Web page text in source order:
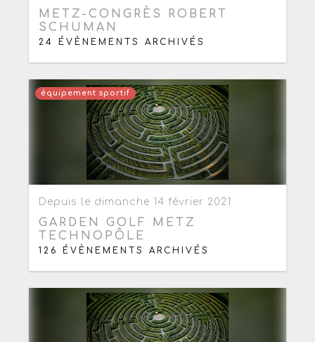
METZ-CONGRÈS ROBERT
SCHUMAN
24 ÉVÈNEMENTS ARCHIVÉS
équipement sportif
Depuis le dimanche 14 février 2021
GARDEN GOLF METZ
TECHNOPÔLE
126 ÉVÈNEMENTS ARCHIVÉS